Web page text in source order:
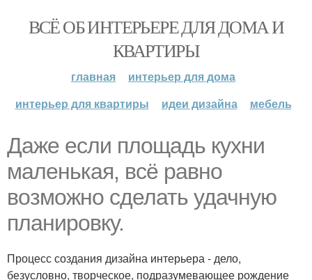
ВСЁ ОБ ИНТЕРЬЕРЕ ДЛЯ ДОМА И
КВАРТИРЫ
главная
интерьер для дома
интерьер для квартиры
идеи дизайна мебель
Даже если площадь кухни
маленькая, всё равно
возможно сделать удачную
планировку.
Процесс создания дизайна интерьера - дело,
безусловно, творческое, подразумевающее рождение